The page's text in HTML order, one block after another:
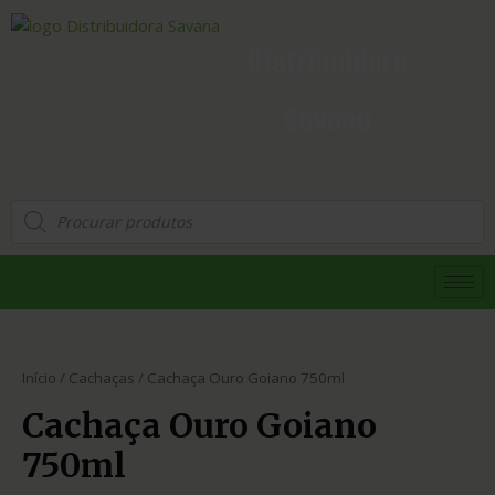
Início / Cachaças / Cachaça Ouro Goiano 750ml
Cachaça Ouro Goiano
750ml